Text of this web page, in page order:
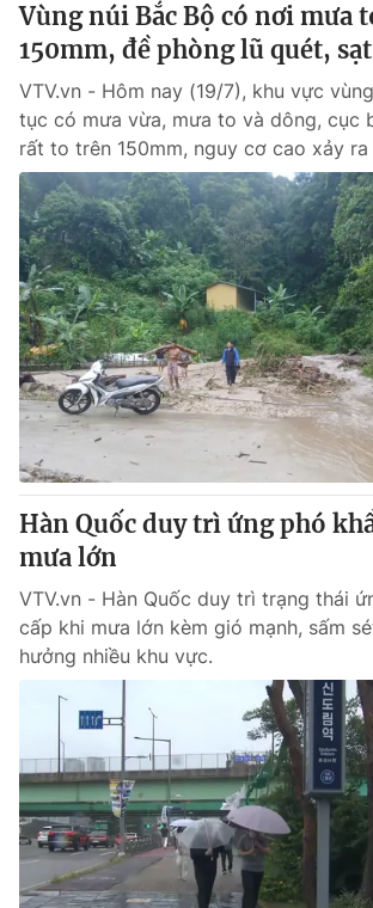
Vùng núi Bắc Bộ có nơi mưa
150mm, đề phòng lũ quét,
VTV.vn - Hôm nay (19/7), khu vực
tục có mưa vừa, mưa to và dông, cục
rất to trên 150mm, nguy cơ cao xảy
Hàn Quốc duy trì ứng phó
mưa lớn
VTV.vn - Hàn Quốc duy trì trạng thái
cấp khi mưa lớn kèm gió mạnh, sấm
hưởng nhiều khu vực.